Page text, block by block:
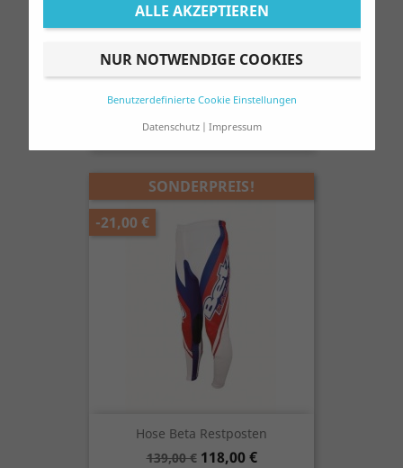
ALLE AKZEPTIEREN
NUR NOTWENDIGE COOKIES
Benutzerdefinierte Cookie Einstellungen
Datenschutz
Impressum
Hose Beta Restposten
Verkaufspreis
139,00 € Preis
118,00 €
SONDERPREIS!
-21,00 €